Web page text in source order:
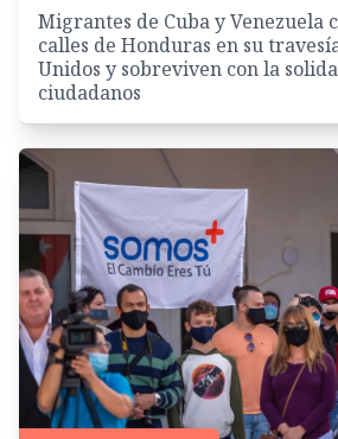
Migrantes de Cuba y Venezuela
calles de Honduras en su
Unidos y sobreviven con la
ciudadanos